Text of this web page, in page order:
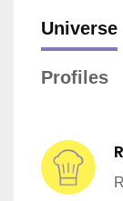
Universe
Profiles